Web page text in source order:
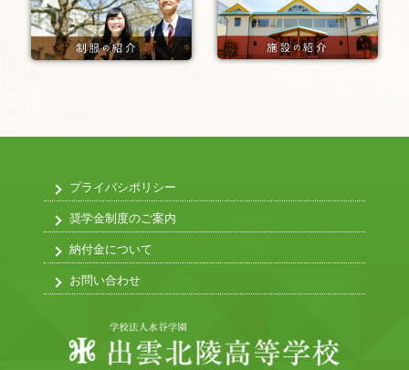
プライバシポリシー
奨学金制度のご案内
納付金について
お問い合わせ